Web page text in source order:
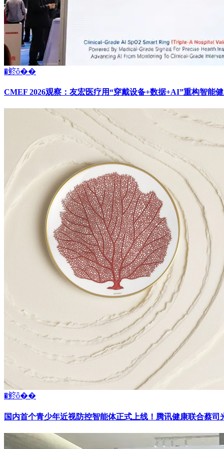
�鿴ȫ��
CMEF 2026观察：友宏医疗用“穿戴设备+数据+AI”重构智能
�鿴ȫ��
国内首个青少年近视防控智能体正式上线！腾讯健康联合蔡司